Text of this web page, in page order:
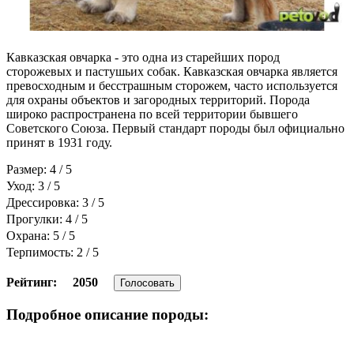
Кавказская овчарка - это одна из старейших пород
сторожевых и пастушьих собак. Кавказская овчарка является
превосходным и бесстрашным сторожем, часто используется
для охраны объектов и загородных территорий. Порода
широко распространена по всей территории бывшего
Советского Союза. Первый стандарт породы был официально
принят в 1931 году.
Размер: 4 / 5
Уход: 3 / 5
Дрессировка: 3 / 5
Прогулки: 4 / 5
Охрана: 5 / 5
Терпимость: 2 / 5
Рейтинг: 2050 Голосовать
Подробное описание породы: